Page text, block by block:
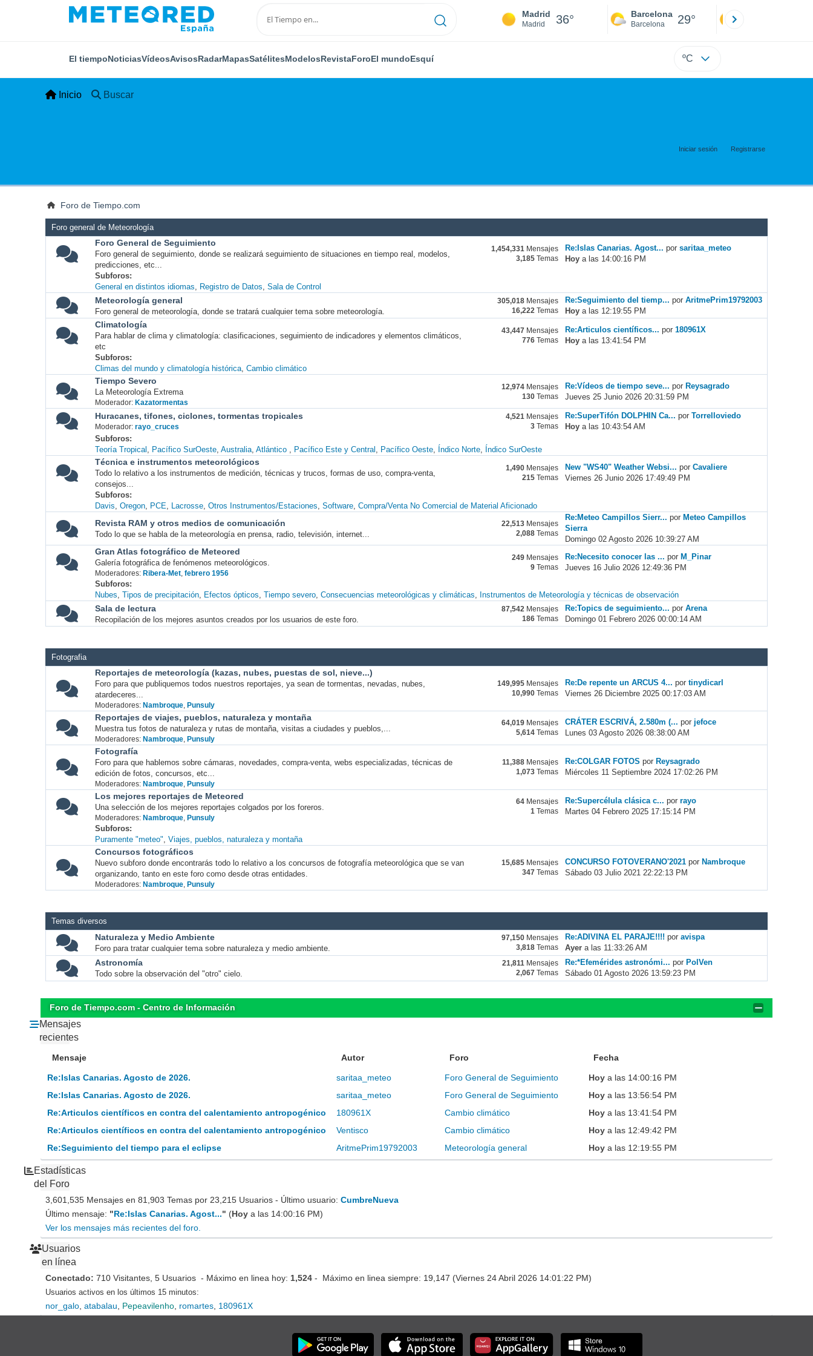
Madrid
Madrid 36° Barcelona
Barcelona 29°
El tiempoNoticiasVídeosAvisosRadarMapasSatélitesModelosRevistaForoEl mundoEsquí ºC
Inicio Buscar
Iniciar sesión Registrarse
Foro de Tiempo.com
Foro general de Meteorología
Foro General de Seguimiento
Foro general de seguimiento, donde se realizará seguimiento de situaciones en tiempo real, modelos,
predicciones, etc...
1,454,331 Mensajes
3,185 Temas
Re:Islas Canarias. Agost... porsaritaa_meteo
Hoy a las 14:00:16 PM
Subforos
General en distintos idiomas
Registro de Datos Sala de Control
Meteorología general
Foro general de meteorología, donde se tratará cualquier tema sobre meteorología.
305,018 Mensajes
16,222 Temas
Re:Seguimiento del tiemp... porAritmePrim19792003
Hoy a las 12:19:55 PM
Climatología
Para hablar de clima y climatología: clasificaciones, seguimiento de indicadores y elementos climáticos,
etc
43,447 Mensajes
776 Temas
Re:Articulos científicos... por180961X
Hoy a las 13:41:54 PM
Subforos
Climas del mundo y climatología histórica Cambio climático
Tiempo Severo
La Meteorología Extrema
Moderador: Kazatormentas
12,974 Mensajes
130 Temas
Re:Vídeos de tiempo seve... porReysagrado
Jueves 25 Junio 2026 20:31:59 PM
Huracanes, tifones, ciclones, tormentas tropicales
Moderador: rayo_cruces
4,521 Mensajes
3 Temas
Re:SuperTifón DOLPHIN Ca... porTorrelloviedo
Hoy a las 10:43:54 AM
Subforos
Teoría Tropical
Pacífico SurOeste Australia Atlántico Pacífico Este y Central Pacífico Oeste Índico Norte Índico SurOeste
Técnica e instrumentos meteorológicos
Todo lo relativo a los instrumentos de medición, técnicas y trucos, formas de uso, compra-venta,
consejos...
1,490 Mensajes
215 Temas
New "WS40" Weather Websi... porCavaliere
Viernes 26 Junio 2026 17:49:49 PM
Subforos
Davis Oregon PCE Lacrosse Otros Instrumentos/Estaciones Software Compra/Venta No Comercial de Material Aficionado
Revista RAM y otros medios de comunicación
Todo lo que se habla de la meteorología en prensa, radio, televisión, internet...
22,513 Mensajes
2,088 Temas
Re:Meteo Campillos Sierr... por Meteo Campillos
Sierra
Domingo 02 Agosto 2026 10:39:27 AM
Gran Atlas fotográfico de Meteored
Galería fotográfica de fenómenos meteorológicos.
Moderadores: Ribera-Met, febrero 1956
249 Mensajes
9 Temas
Re:Necesito conocer las ... porM_Pinar
Jueves 16 Julio 2026 12:49:36 PM
Subforos
Nubes Tipos de precipitación Efectos ópticos Tiempo severo Consecuencias meteorológicas y climáticas Instrumentos de Meteorología y técnicas de observación
Sala de lectura
Recopilación de los mejores asuntos creados por los usuarios de este foro.
87,542 Mensajes
186 Temas
Re:Topics de seguimiento... porArena
Domingo 01 Febrero 2026 00:00:14 AM
Fotografia
Reportajes de meteorología (kazas, nubes, puestas de sol, nieve...)
Foro para que publiquemos todos nuestros reportajes, ya sean de tormentas, nevadas, nubes,
atardeceres...
Moderadores: Nambroque, Punsuly
149,995 Mensajes
10,990 Temas
Re:De repente un ARCUS 4... portinydicarl
Viernes 26 Diciembre 2025 00:17:03 AM
Reportajes de viajes, pueblos, naturaleza y montaña
Muestra tus fotos de naturaleza y rutas de montaña, visitas a ciudades y pueblos,...
Moderadores: Nambroque, Punsuly
64,019 Mensajes
5,614 Temas
CRÁTER ESCRIVÁ, 2.580m (... por jefoce
Lunes 03 Agosto 2026 08:38:00 AM
Fotografía
Foro para que hablemos sobre cámaras, novedades, compra-venta, webs especializadas, técnicas de
edición de fotos, concursos, etc...
Moderadores: Nambroque, Punsuly
11,388 Mensajes
1,073 Temas
Re:COLGAR FOTOS por Reysagrado
Miércoles 11 Septiembre 2024 17:02:26 PM
Los mejores reportajes de Meteored
Una selección de los mejores reportajes colgados por los foreros.
Moderadores: Nambroque, Punsuly
64 Mensajes
1 Temas
Re:Supercélula clásica c... porrayo
Martes 04 Febrero 2025 17:15:14 PM
Subforos
Puramente "meteo" Viajes, pueblos, naturaleza y montaña
Concursos fotográficos
Nuevo subforo donde encontrarás todo lo relativo a los concursos de fotografía meteorológica que se van
organizando, tanto en este foro como desde otras entidades.
Moderadores: Nambroque, Punsuly
15,685 Mensajes
347
Temas
CONCURSO FOTOVERANO'2021 por Nambroque
Sábado 03 Julio 2021 22:22:13 PM
Temas diversos
Naturaleza y Medio Ambiente
Foro para tratar cualquier tema sobre naturaleza y medio ambiente.
97,150 Mensajes
3,818 Temas
Re:ADIVINA EL PARAJE!!!! poravispa
Ayer a las 11:33:26 AM
Astronomía
Todo sobre la observación del "otro" cielo.
21,811 Mensajes
2,067
Temas
Re:*Efemérides astronómi... por PolVen
Sábado 01 Agosto 2026 13:59:23 PM
Foro de Tiempo.com - Centro de Información
Mensajes
recientes
Mensaje Autor Foro Fecha
Re:Islas Canarias. Agosto de 2026. saritaa_meteo Foro General de Seguimiento Hoy a las 14:00:16 PM
Re:Islas Canarias. Agosto de 2026.
saritaa_meteo Foro General de Seguimiento Hoy a las 13:56:54 PM
Re:Articulos científicos en contra del calentamiento antropogénico
180961X Cambio climático Hoy a las 13:41:54 PM
Re:Articulos científicos en contra del calentamiento antropogénico
Ventisco Cambio climático Hoy a las 12:49:42 PM
Re:Seguimiento del tiempo para el eclipse
AritmePrim19792003 Meteorología general Hoy a las 12:19:55 PM
Estadísticas
del Foro
3,601,535 Mensajes en 81,903 Temas por 23,215 Usuarios - Último usuario:CumbreNueva
Último mensaje: "Re:Islas Canarias. Agost..." (Hoy a las 14:00:16 PM)
Ver los mensajes más recientes del foro.
Usuarios
en línea
Conectado:710 Visitantes, 5 Usuarios - Máximo en linea hoy: 1,524 - Máximo en linea siempre: 19,147 (Viernes 24 Abril 2026 14:01:22 PM)
Usuarios activos en los últimos 15 minutos:
nor_galo ,atabalau Pepeavilenho romartes 180961X